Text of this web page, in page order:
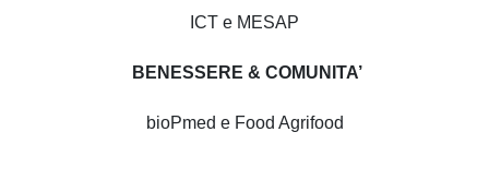
ICT e MESAP
BENESSERE & COMUNITA’
bioPmed e Food Agrifood